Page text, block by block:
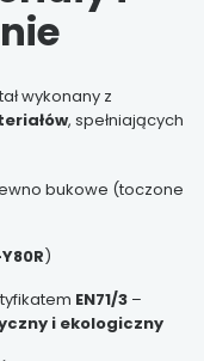
wykonany z
, spełniających
bukowe (toczone
)
EN71/3 –
i ekologiczny